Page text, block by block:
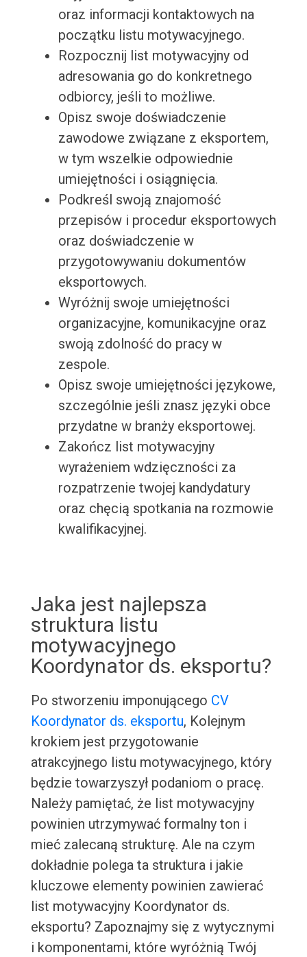
oraz informacji kontaktowych na
początku listu motywacyjnego.
Rozpocznij list motywacyjny od
adresowania go do konkretnego
odbiorcy, jeśli to możliwe.
Opisz swoje doświadczenie
zawodowe związane z eksportem,
w tym wszelkie odpowiednie
umiejętności i osiągnięcia.
Podkreśl swoją znajomość
przepisów i procedur eksportowych
oraz doświadczenie w
przygotowywaniu dokumentów
eksportowych.
Wyróżnij swoje umiejętności
organizacyjne, komunikacyjne oraz
swoją zdolność do pracy w
zespole.
Opisz swoje umiejętności językowe,
szczególnie jeśli znasz języki obce
przydatne w branży eksportowej.
Zakończ list motywacyjny
wyrażeniem wdzięczności za
rozpatrzenie twojej kandydatury
oraz chęcią spotkania na rozmowie
kwalifikacyjnej.
Jaka jest najlepsza
struktura listu
motywacyjnego
Koordynator ds. eksportu?
Po stworzeniu imponującego CV
Koordynator ds. eksportu, Kolejnym
krokiem jest przygotowanie
atrakcyjnego listu motywacyjnego, który
będzie towarzyszył podaniom o pracę.
Należy pamiętać, że list motywacyjny
powinien utrzymywać formalny ton i
mieć zalecaną strukturę. Ale na czym
dokładnie polega ta struktura i jakie
kluczowe elementy powinien zawierać
list motywacyjny Koordynator ds.
eksportu? Zapoznajmy się z wytycznymi
i komponentami, które wyróżnią Twój